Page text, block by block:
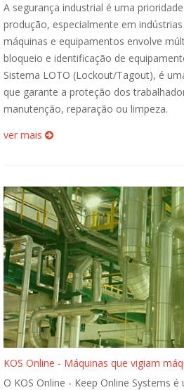
A segurança industrial é uma
produção, especialmente em
máquinas e equipamentos envolve
bloqueio e identificação de
Sistema LOTO (Lockout/Tagout), é
que garante a proteção dos
manutenção, reparação ou limpeza.
ver mais
KOS Online - Máquinas que vigiam
O KOS Online - Keep Online Systems